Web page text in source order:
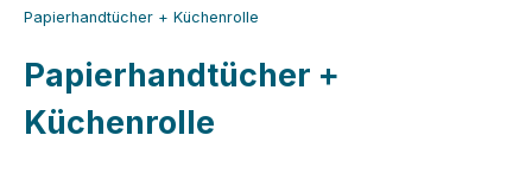
Papierhandtücher + Küchenrolle
Papierhandtücher +
Küchenrolle